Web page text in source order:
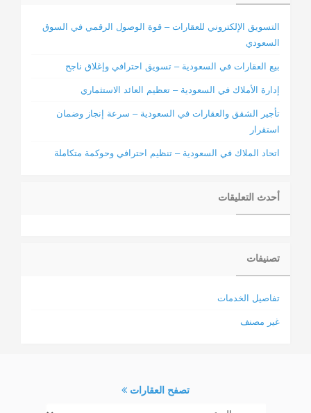
التسويق الإلكتروني للعقارات – قوة الوصول الرقمي في السوق
السعودي
بيع العقارات في السعودية – تسويق احترافي وإغلاق ناجح
إدارة الأملاك في السعودية – تعظيم العائد الاستثماري
تأجير الشقق والعقارات في السعودية – سرعة إنجاز وضمان
استقرار
اتحاد الملاك في السعودية – تنظيم احترافي وحوكمة متكاملة
أحدث التعليقات
تصنيفات
تفاصيل الخدمات
غير مصنف
تصفح العقارات